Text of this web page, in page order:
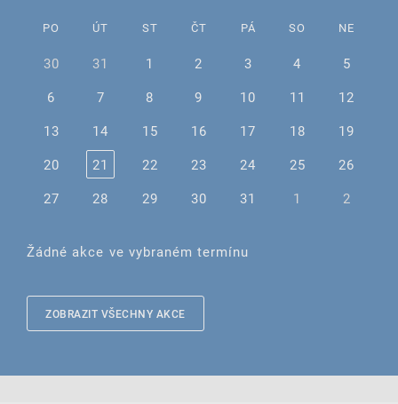
PO ÚT ST ČT PÁ SO NE
30 31 1 2 3 4
5
6
7 8 9 10 11
12
13
14 15 16 17 18
19
20
21 22 23 24 25
26
27
28 29 30 31 1 2
Žádné akce ve vybraném termínu
ZOBRAZIT VŠECHNY AKCE